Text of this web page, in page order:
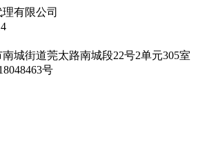
有限公司
城街道莞太路南城段22号2单元305室
号